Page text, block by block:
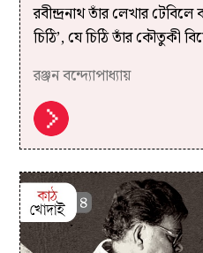
রবীন্দ্রনাথ তাঁর লেখার
চিঠি’, যে চিঠি তাঁর কৌতুকী
রঞ্জন বন্দ্যোপাধ্যায়